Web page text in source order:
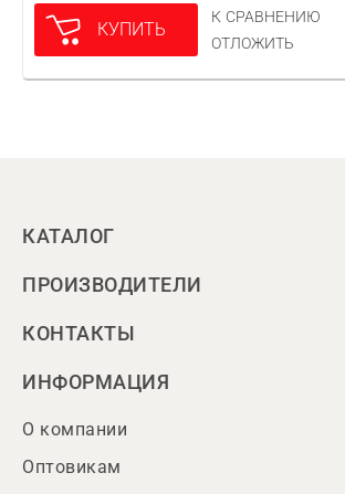
КУПИТЬ
К СРАВНЕНИЮ
ОТЛОЖИТЬ
КАТАЛОГ
ПРОИЗВОДИТЕЛИ
КОНТАКТЫ
ИНФОРМАЦИЯ
О компании
Оптовикам